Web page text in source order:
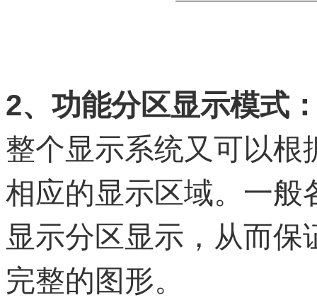
2、 功能分区显示模式
整个显示系统又可以根
相应的显示区域。一般
显示分区显示，从而
完整的图形。